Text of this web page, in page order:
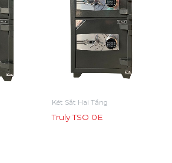
Két Sắt Hai Tầng
Truly TSO 0E